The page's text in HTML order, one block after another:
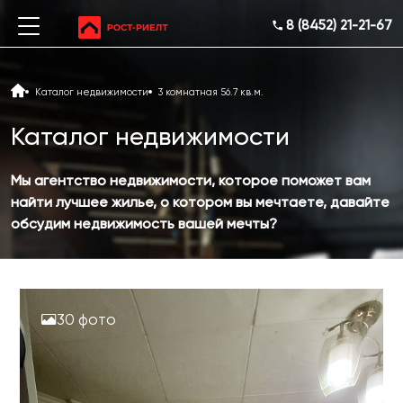
8 (8452) 21-21-67
Каталог недвижимости 3 комнатная 56.7 кв.м.
Каталог недвижимости
Мы агентство недвижимости, которое поможет вам
найти лучшее жилье, о котором вы мечтаете, давайте
обсудим недвижимость вашей мечты?
30 фото